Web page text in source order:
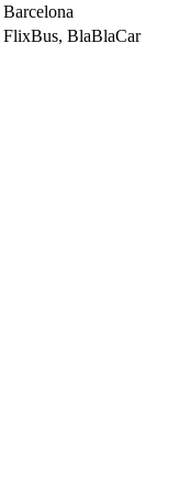
Barcelona
FlixBus, BlaBlaCar